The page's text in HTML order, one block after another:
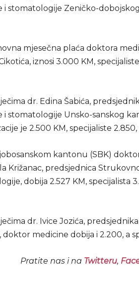
i stomatologije Zeničko-
mjesečna plaća doktora
iznosi 3.000 KM,
dr. Edina Šabića,
i stomatologije Unsko-sanskog
je 2.500 KM, specijaliste
kantonu (SBK)
Križanac, predsjednica
dobija 2.527 KM, specijalista
dr. Ivice Jozića,
doktor medicine dobija i 2.200, a
Pratite nas i na Twitteru,